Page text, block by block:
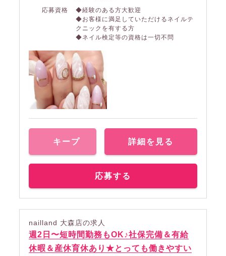
応募資格
◆経験のある方大歓迎
◆お客様に満足していただけるネイルテ
クニックを有する方
◆ネイル検定等の資格は一切不問
キープ 詳細を見る
応募する
nailland 大森店の求人
週2日〜短時間勤務もOK♪社保完備＆有給
休暇＆産休育休あり★とっても働きやすい